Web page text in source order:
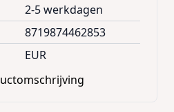
2-5 werkdagen
8719874462853
EUR